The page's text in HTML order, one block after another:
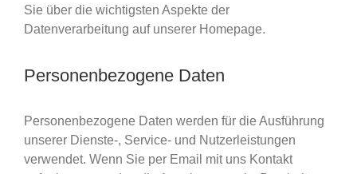
Sie über die wichtigsten Aspekte der
Datenverarbeitung auf unserer Homepage.
Personenbezogene Daten
Personenbezogene Daten werden für die Ausführung
unserer Dienste-, Service- und Nutzerleistungen
verwendet. Wenn Sie per Email mit uns Kontakt